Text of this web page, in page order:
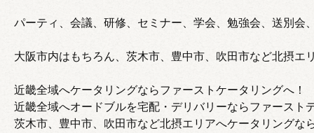
パーティ、会議、研修、セミナー、学会、勉強会、送別
大阪市内はもちろん、茨木市、豊中市、吹田市など北摂エ
近畿全域へケータリングならファーストケータリングへ！
近畿全域へオードブルを宅配・デリバリーならファースト
茨木市、豊中市、吹田市など北摂エリアへケータリングな